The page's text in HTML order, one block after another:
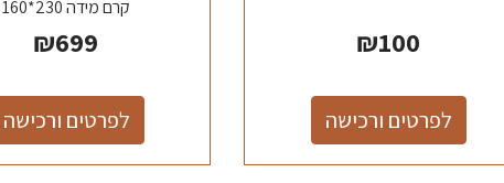
₪100
לפרטים ורכישה
קרם מידה 230*160
₪699
לפרטים ורכישה